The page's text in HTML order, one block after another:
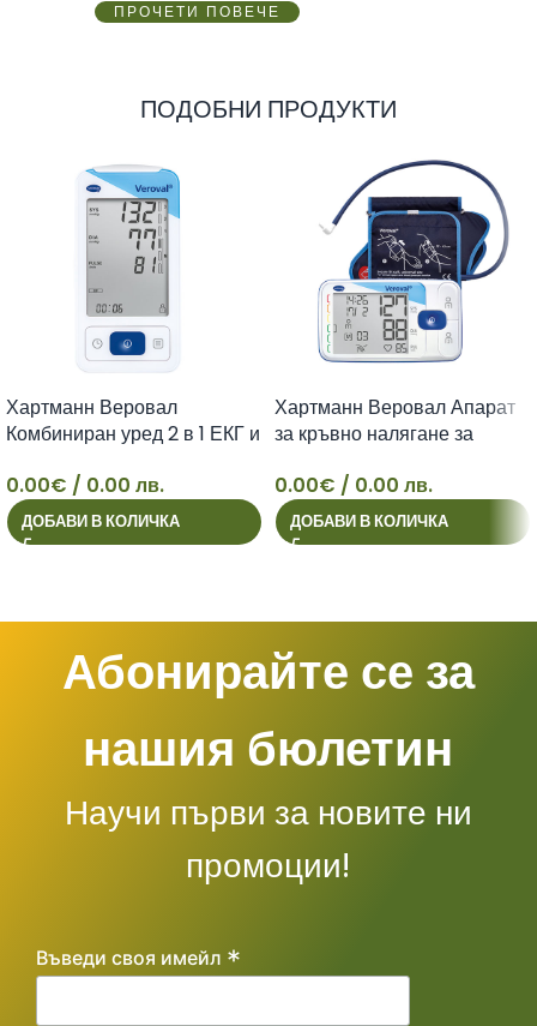
ПРОЧЕТИ ПОВЕЧЕ
ПОДОБНИ ПРОДУКТИ
34
Хартманн Веровал
Комбиниран уред 2 в 1 ЕКГ и
кръвно налягане
0.00€ / 0.00 лв.
ДОБАВИ В КОЛИЧКА
Хартманн Веровал Апарат
за кръвно налягане за
0.00€ / 0.00 лв.
ДОБАВИ В КОЛИЧКА
Абонирайте се за
нашия бюлетин
Научи първи за новите ни
промоции!
Въведи своя имейл *